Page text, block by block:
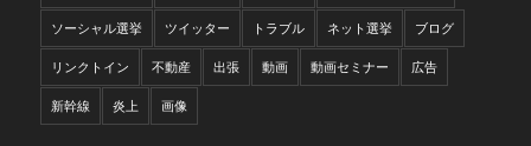
ソーシャル選挙 ツイッター トラブル ネット選挙 ブログ
リンクトイン 不動産 出張 動画 動画セミナー 広告
新幹線 炎上 画像